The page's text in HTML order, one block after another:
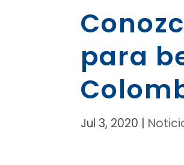
para
Jul 3, 2020